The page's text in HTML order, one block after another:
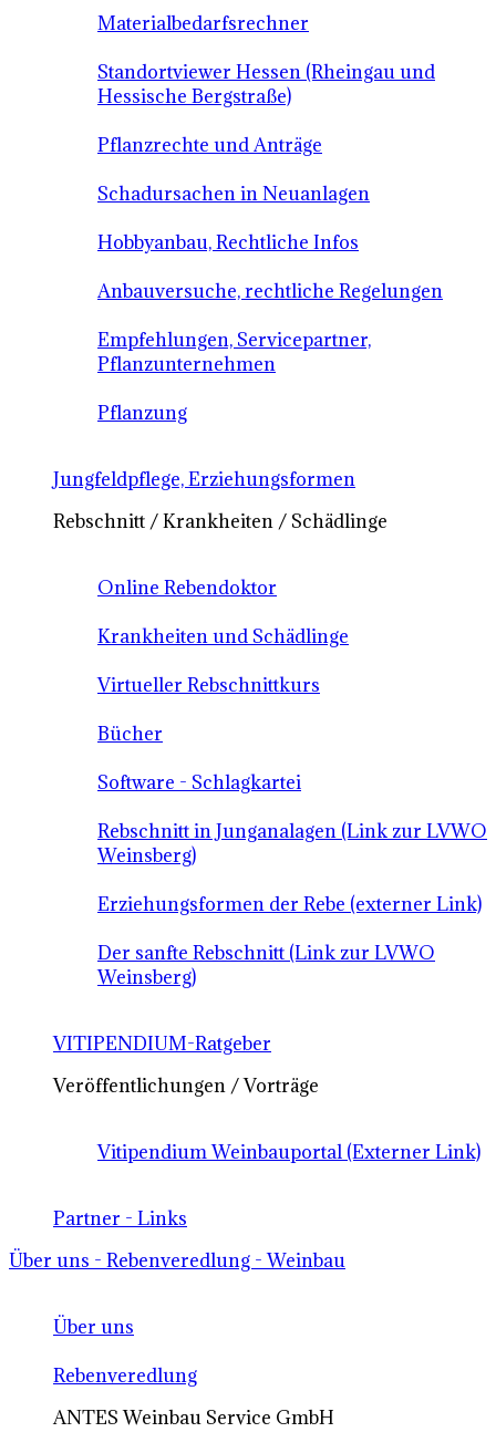
Materialbedarfsrechner
Standortviewer Hessen (Rheingau und
Hessische Bergstraße)
Pflanzrechte und Anträge
Schadursachen in Neuanlagen
Hobbyanbau, Rechtliche Infos
Anbauversuche, rechtliche Regelungen
Empfehlungen, Servicepartner,
Pflanzunternehmen
Pflanzung
Jungfeldpflege, Erziehungsformen
Rebschnitt / Krankheiten / Schädlinge
Online Rebendoktor
Krankheiten und Schädlinge
Virtueller Rebschnittkurs
Bücher
Software - Schlagkartei
Rebschnitt in Junganalagen (Link zur LVWO
Weinsberg)
Erziehungsformen der Rebe (externer Link)
Der sanfte Rebschnitt (Link zur LVWO
Weinsberg)
VITIPENDIUM-Ratgeber
Veröffentlichungen / Vorträge
Vitipendium Weinbauportal (Externer Link)
Partner - Links
Über uns - Rebenveredlung - Weinbau
Über uns
Rebenveredlung
ANTES Weinbau Service GmbH